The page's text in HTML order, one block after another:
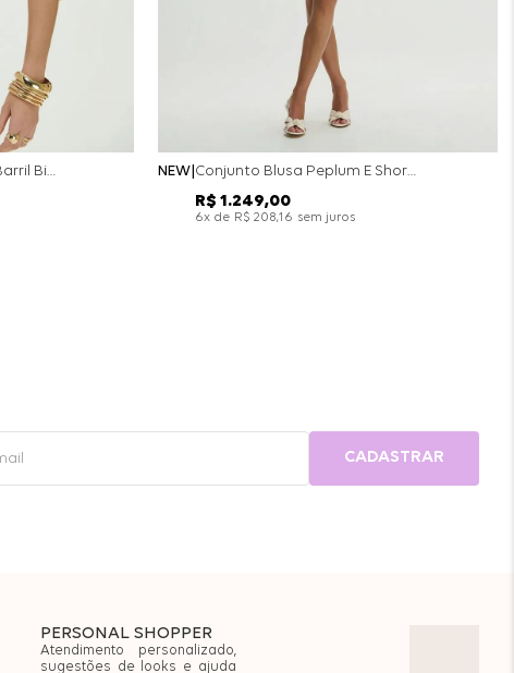
Conjunto Colete Calça Barril Bicolor Alfaiataria - Off White NEW Conjunto Blusa Peplum E Short Saia Bicolor - Off White
R$ 1 .249,00
6x de R$ 208,16 sem juros
CADASTRAR
PERSONAL SHOPPER
Atendimento personalizado,
sugestões de looks e ajuda